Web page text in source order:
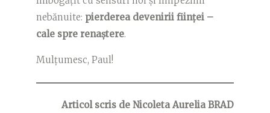
nebănuite: pierderea devenirii ființei –
cale spre renaștere.
Mulțumesc, Paul!
Articol scris de Nicoleta Aurelia BRAD